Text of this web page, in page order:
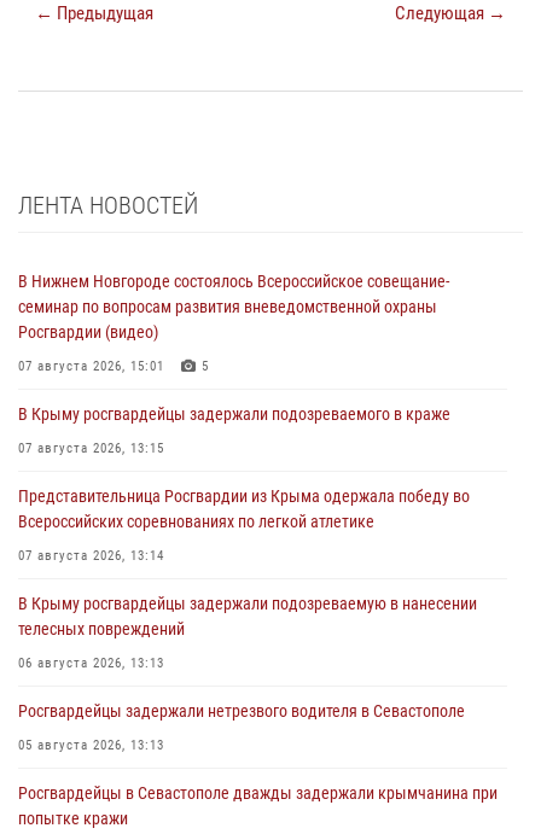
← Предыдущая Следующая →
ЛЕНТА НОВОСТЕЙ
В Нижнем Новгороде состоялось Всероссийское совещание-
семинар по вопросам развития вневедомственной охраны
Росгвардии (видео)
07 августа 2026, 15:01 5
В Крыму росгвардейцы задержали подозреваемого в краже
07 августа 2026, 13:15
Представительница Росгвардии из Крыма одержала победу во
Всероссийских соревнованиях по легкой атлетике
07 августа 2026, 13:14
В Крыму росгвардейцы задержали подозреваемую в нанесении
телесных повреждений
06 августа 2026, 13:13
Росгвардейцы задержали нетрезвого водителя в Севастополе
05 августа 2026, 13:13
Росгвардейцы в Севастополе дважды задержали крымчанина при
попытке кражи